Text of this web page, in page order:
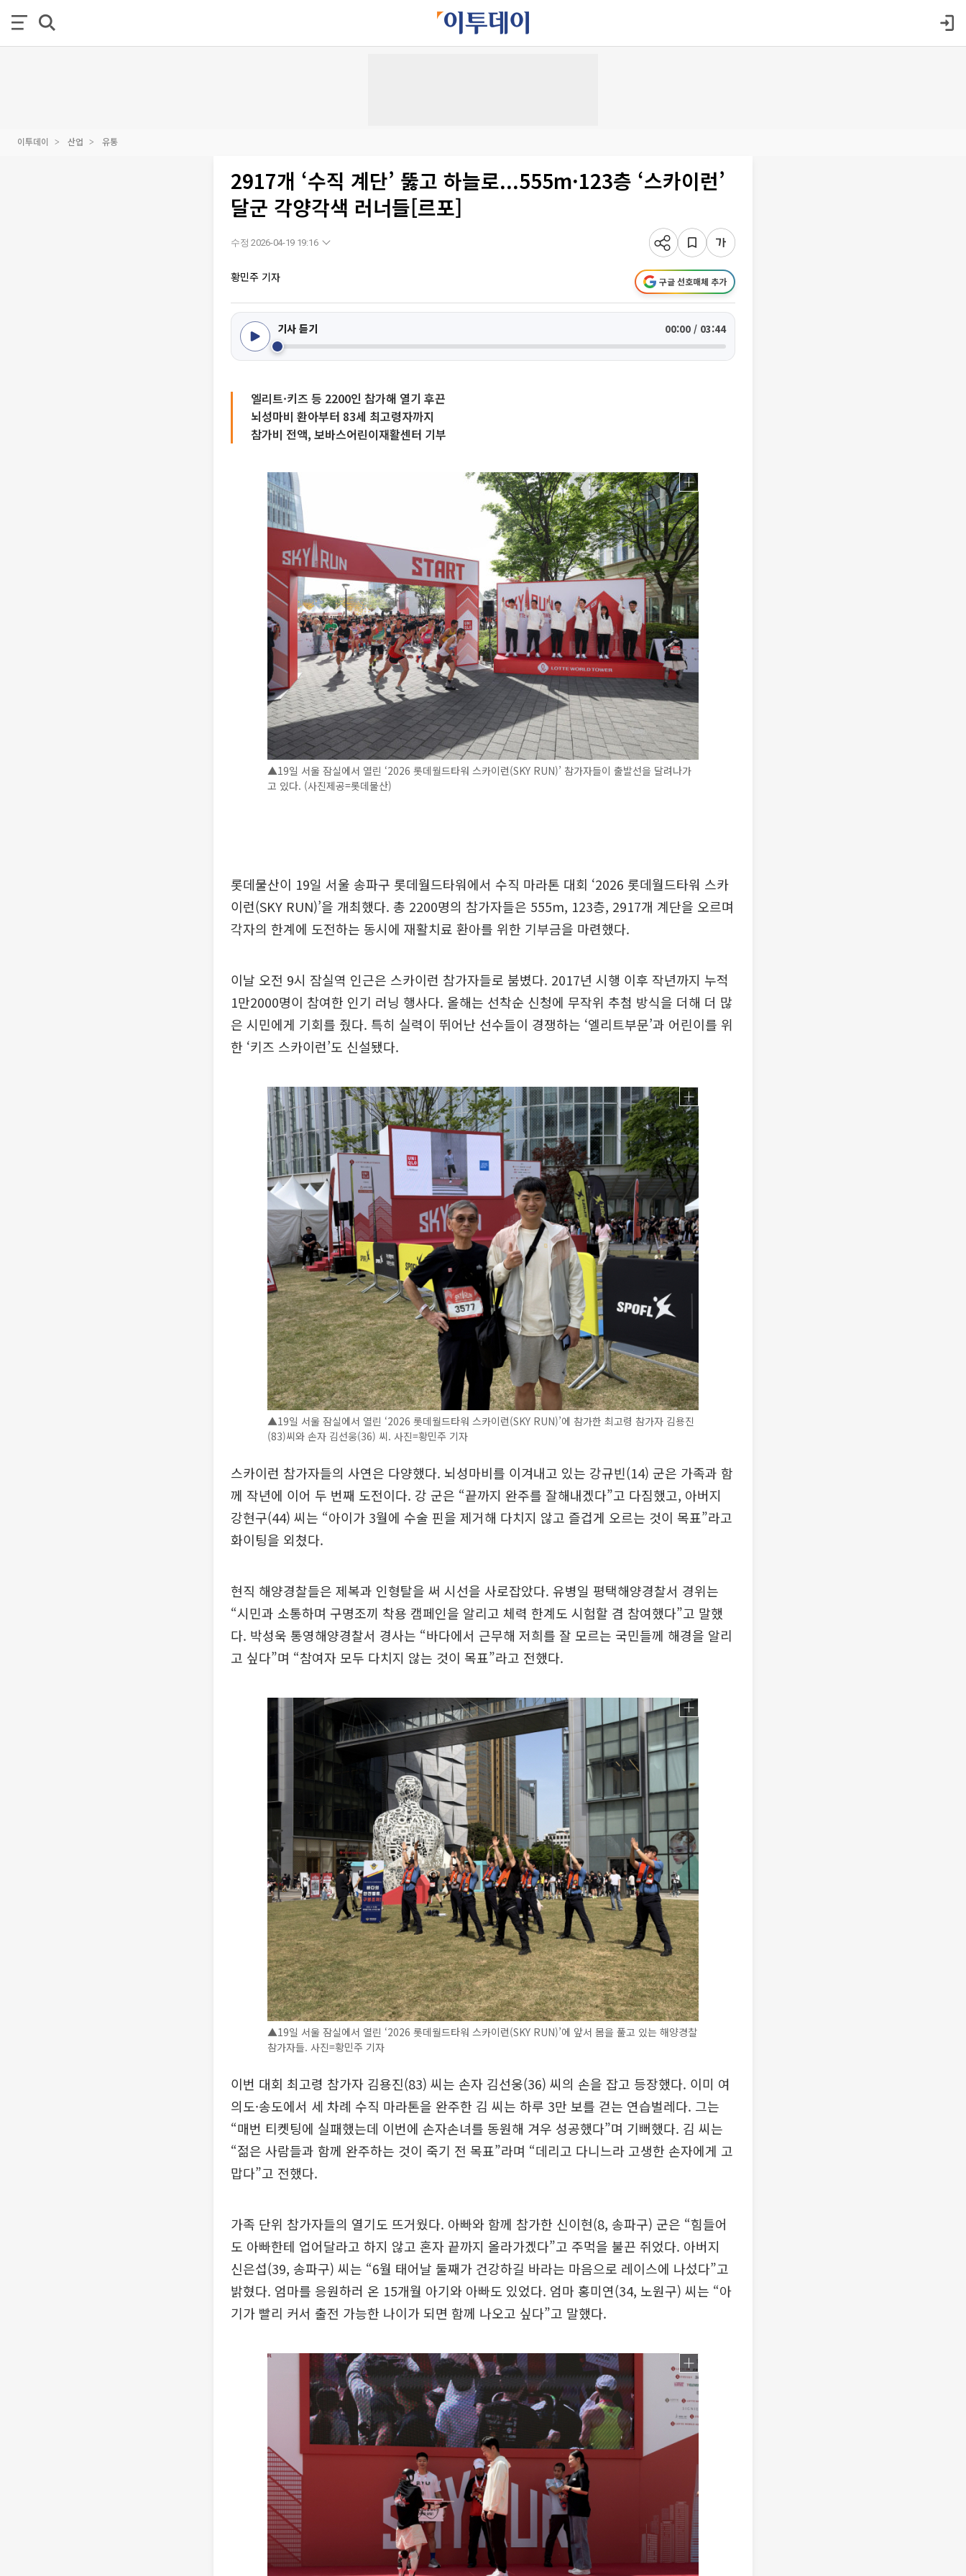
이투데이 산업 유통
2917개 ‘수직 계단’ 뚫고 하늘로...555m·123층 ‘스카이런’
달군 각양각색 러너들[르포]
수정 2026-04-19 19:16
황민주 기자 구글 선호매체 추가
기사 듣기 00:00 / 03:44
엘리트·키즈 등 2200인 참가해 열기 후끈
뇌성마비 환아부터 83세 최고령자까지
참가비 전액, 보바스어린이재활센터 기부
▲19일 서울 잠실에서 열린 ‘2026 롯데월드타워 스카이런(SKY RUN)’ 참가자들이 출발선을 달려나가
고 있다. (사진제공=롯데물산)
롯데물산이 19일 서울 송파구 롯데월드타워에서 수직 마라톤 대회 ‘2026 롯데월드타워 스카
이런(SKY RUN)’을 개최했다. 총 2200명의 참가자들은 555m, 123층, 2917개 계단을 오르며
각자의 한계에 도전하는 동시에 재활치료 환아를 위한 기부금을 마련했다.
이날 오전 9시 잠실역 인근은 스카이런 참가자들로 붐볐다. 2017년 시행 이후 작년까지 누적
1만2000명이 참여한 인기 러닝 행사다. 올해는 선착순 신청에 무작위 추첨 방식을 더해 더 많
은 시민에게 기회를 줬다. 특히 실력이 뛰어난 선수들이 경쟁하는 ‘엘리트부문’과 어린이를 위
한 ‘키즈 스카이런’도 신설됐다.
▲19일 서울 잠실에서 열린 ‘2026 롯데월드타워 스카이런(SKY RUN)’에 참가한 최고령 참가자 김용진
(83)씨와 손자 김선웅(36) 씨. 사진=황민주 기자
스카이런 참가자들의 사연은 다양했다. 뇌성마비를 이겨내고 있는 강규빈(14) 군은 가족과 함
께 작년에 이어 두 번째 도전이다. 강 군은 “끝까지 완주를 잘해내겠다”고 다짐했고, 아버지
강현구(44) 씨는 “아이가 3월에 수술 핀을 제거해 다치지 않고 즐겁게 오르는 것이 목표”라고
화이팅을 외쳤다.
현직 해양경찰들은 제복과 인형탈을 써 시선을 사로잡았다. 유병일 평택해양경찰서 경위는
“시민과 소통하며 구명조끼 착용 캠페인을 알리고 체력 한계도 시험할 겸 참여했다”고 말했
다. 박성욱 통영해양경찰서 경사는 “바다에서 근무해 저희를 잘 모르는 국민들께 해경을 알리
고 싶다”며 “참여자 모두 다치지 않는 것이 목표”라고 전했다.
▲19일 서울 잠실에서 열린 ‘2026 롯데월드타워 스카이런(SKY RUN)’에 앞서 몸을 풀고 있는 해양경찰
참가자들. 사진=황민주 기자
이번 대회 최고령 참가자 김용진(83) 씨는 손자 김선웅(36) 씨의 손을 잡고 등장했다. 이미 여
의도·송도에서 세 차례 수직 마라톤을 완주한 김 씨는 하루 3만 보를 걷는 연습벌레다. 그는
“매번 티켓팅에 실패했는데 이번에 손자손녀를 동원해 겨우 성공했다”며 기뻐했다. 김 씨는
“젊은 사람들과 함께 완주하는 것이 죽기 전 목표”라며 “데리고 다니느라 고생한 손자에게 고
맙다”고 전했다.
가족 단위 참가자들의 열기도 뜨거웠다. 아빠와 함께 참가한 신이현(8, 송파구) 군은 “힘들어
도 아빠한테 업어달라고 하지 않고 혼자 끝까지 올라가겠다”고 주먹을 불끈 쥐었다. 아버지
신은섭(39, 송파구) 씨는 “6월 태어날 둘째가 건강하길 바라는 마음으로 레이스에 나섰다”고
밝혔다. 엄마를 응원하러 온 15개월 아기와 아빠도 있었다. 엄마 홍미연(34, 노원구) 씨는 “아
기가 빨리 커서 출전 가능한 나이가 되면 함께 나오고 싶다”고 말했다.